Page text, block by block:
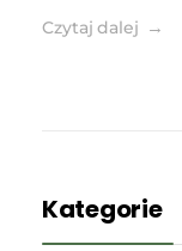
Czytaj dalej
Kategorie